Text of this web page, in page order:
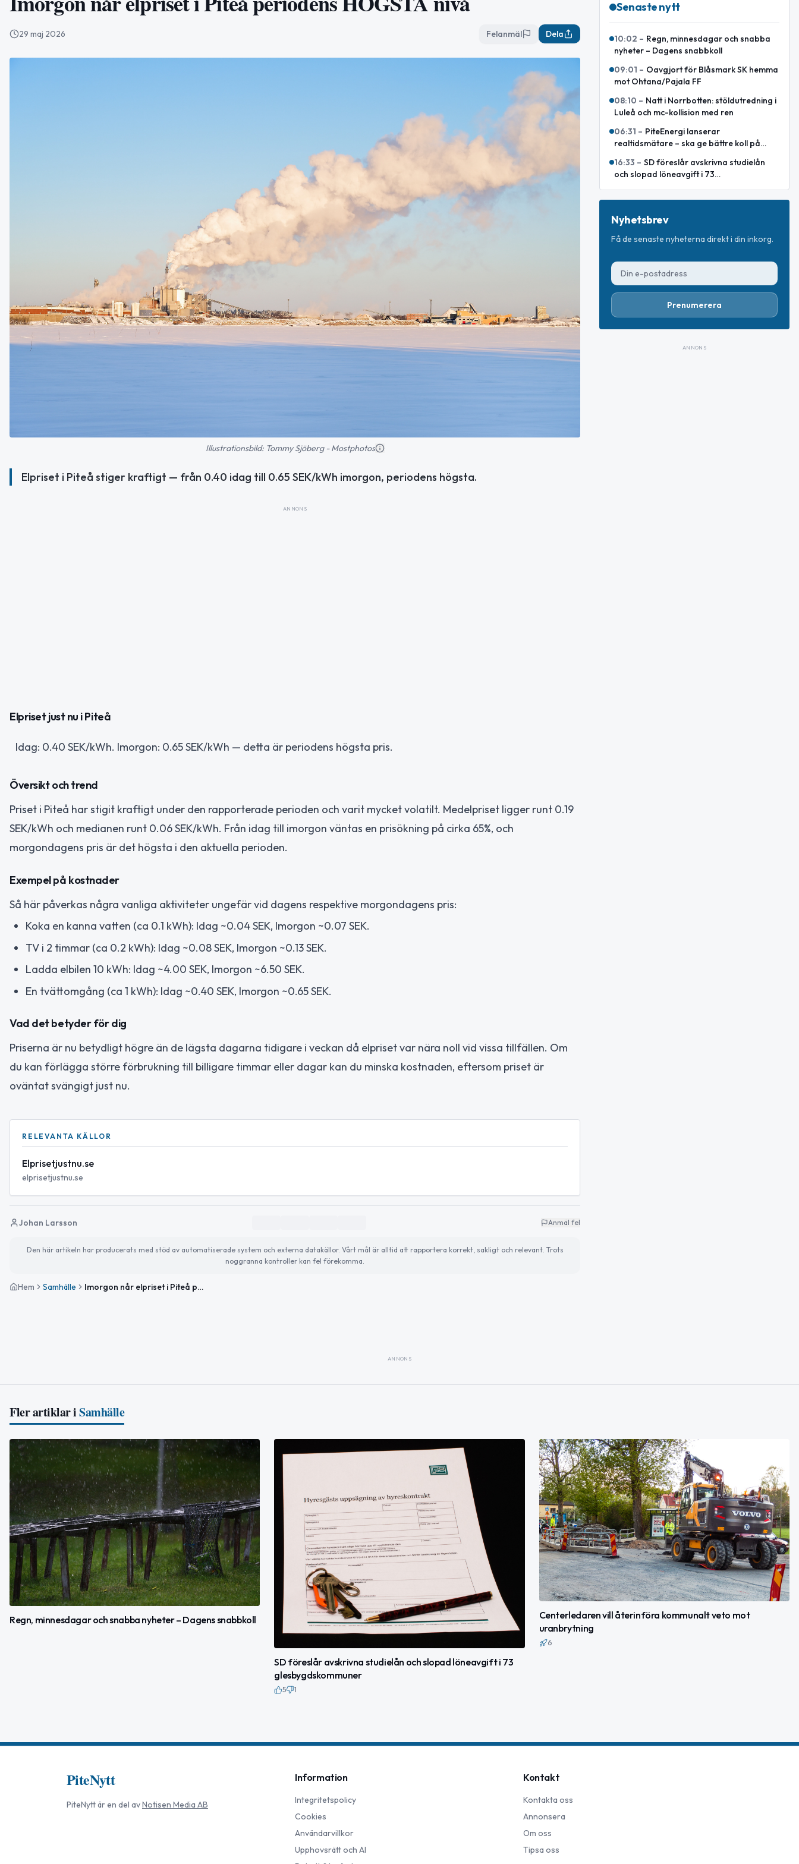
29 maj 2026 Felanmäl Dela
Illustrationsbild: Tommy Sjöberg - Mostphotos
Elpriset i Piteå stiger kraftigt — från 0.40 idag till 0.65 SEK/kWh imorgon, periodens högsta.
ANNONS
Elpriset just nu i Piteå
Idag: 0.40 SEK/kWh. Imorgon: 0.65 SEK/kWh — detta är periodens högsta pris.
Översikt och trend
Priset i Piteå har stigit kraftigt under den rapporterade perioden och varit mycket volatilt. Medelpriset ligger runt 0.19
SEK/kWh och medianen runt 0.06 SEK/kWh. Från idag till imorgon väntas en prisökning på cirka 65%, och
morgondagens pris är det högsta i den aktuella perioden.
Exempel på kostnader
Så här påverkas några vanliga aktiviteter ungefär vid dagens respektive morgondagens pris:
Koka en kanna vatten (ca 0.1 kWh): Idag ~0.04 SEK, Imorgon ~0.07 SEK.
TV i 2 timmar (ca 0.2 kWh): Idag ~0.08 SEK, Imorgon ~0.13 SEK.
Ladda elbilen 10 kWh: Idag ~4.00 SEK, Imorgon ~6.50 SEK.
En tvättomgång (ca 1 kWh): Idag ~0.40 SEK, Imorgon ~0.65 SEK.
Vad det betyder för dig
Priserna är nu betydligt högre än de lägsta dagarna tidigare i veckan då elpriset var nära noll vid vissa tillfällen. Om
du kan förlägga större förbrukning till billigare timmar eller dagar kan du minska kostnaden, eftersom priset är
oväntat svängigt just nu.
RELEVANTA KÄLLOR
Elprisetjustnu.se
elprisetjustnu.se
Johan Larsson Anmäl fel
Den här artikeln har producerats med stöd av automatiserade system och externa datakällor. Vårt mål är alltid att rapportera korrekt, sakligt och relevant. Trots
noggranna kontroller kan fel förekomma.
Hem Samhälle Imorgon når elpriset i Piteå periodens HÖGSTA nivå
Senaste nytt
10:02 – Regn, minnesdagar och snabba
nyheter – Dagens snabbkoll
09:01 – Oavgjort för Blåsmark SK hemma
mot Ohtana/Pajala FF
08:10 – Natt i Norrbotten: stöldutredning i
Luleå och mc-kollision med ren
06:31 – PiteEnergi lanserar
realtidsmätare – ska ge bättre koll på
16:33 – SD föreslår avskrivna studielån
och slopad löneavgift i 73
Nyhetsbrev
Få de senaste nyheterna direkt i din inkorg.
Prenumerera
ANNONS
ANNONS
Fler artiklar iSamhälle
Regn, minnesdagar och snabba nyheter – Dagens snabbkoll
SD föreslår avskrivna studielån och slopad löneavgift i 73
glesbygdskommuner
5 1
Centerledaren vill återinföra kommunalt veto mot
uranbrytning
6
PiteNytt
PiteNyttär en del avNotisen Media AB
Information
Integritetspolicy
Cookies
Användarvillkor
Upphovsrätt och AI
Kontakt
Kontakta oss
Annonsera
Om oss
Tipsa oss